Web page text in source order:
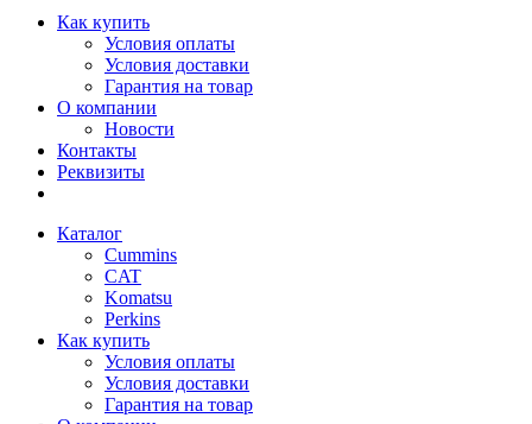
Как купить
Условия оплаты
Условия доставки
Гарантия на товар
О компании
Новости
Контакты
Реквизиты
Каталог
Cummins
CAT
Komatsu
Perkins
Как купить
Условия оплаты
Условия доставки
Гарантия на товар